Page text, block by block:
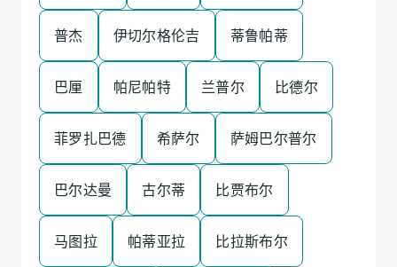
普杰 伊切尔格伦吉 蒂鲁帕蒂
巴厘 帕尼帕特 兰普尔 比德尔
菲罗扎巴德 希萨尔 萨姆巴尔普尔
巴尔达曼 古尔蒂 比贾布尔
马图拉 帕蒂亚拉 比拉斯布尔